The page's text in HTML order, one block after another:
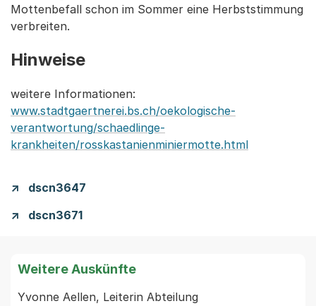
Mottenbefall schon im Sommer eine Herbststimmung
verbreiten.
Hinweise
weitere Informationen:
www.stadtgaertnerei.bs.ch/oekologische-
verantwortung/schaedlinge-
krankheiten/rosskastanienminiermotte.html
dscn3647
dscn3671
Weitere Auskünfte
Yvonne Aellen, Leiterin Abteilung